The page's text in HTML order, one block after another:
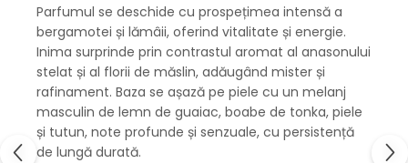
Parfumul se deschide cu prospețimea intensă a
bergamotei și lămâii, oferind vitalitate și energie.
Inima surprinde prin contrastul aromat al anasonului
stelat și al florii de măslin, adăugând mister și
rafinament. Baza se așază pe piele cu un melanj
masculin de lemn de guaiac, boabe de tonka, piele
și tutun, note profunde și senzuale, cu persistență
de lungă durată.